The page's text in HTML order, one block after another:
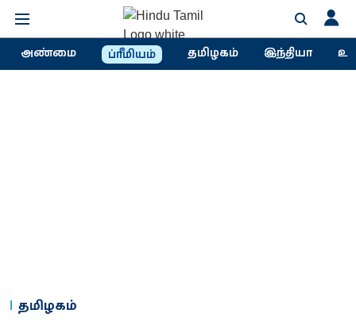
அண்மை ப்ரீமியம் தமிழகம் இந்தியா
தமிழகம்